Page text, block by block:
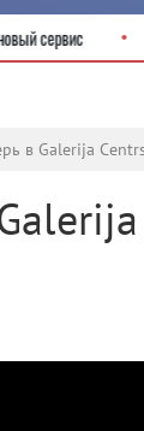
новый сервис
в Galerija